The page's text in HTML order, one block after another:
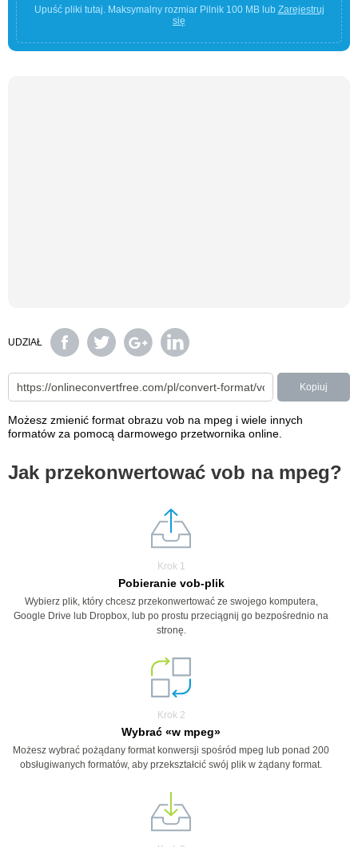
Upuść pliki tutaj. Maksymalny rozmiar Pilnik 100 MB lub Zarejestruj
się
UDZIAŁ
Kopiuj
Możesz zmienić format obrazu vob na mpeg i wiele innych
formatów za pomocą darmowego przetwornika online.
Jak przekonwertować vob na mpeg?
Krok 1
Pobieranie vob-plik
Wybierz plik, który chcesz przekonwertować ze swojego komputera,
Google Drive lub Dropbox, lub po prostu przeciągnij go bezpośrednio na
stronę.
Krok 2
Wybrać «w mpeg»
Możesz wybrać pożądany format konwersji spośród mpeg lub ponad 200
obsługiwanych formatów, aby przekształcić swój plik w żądany format.